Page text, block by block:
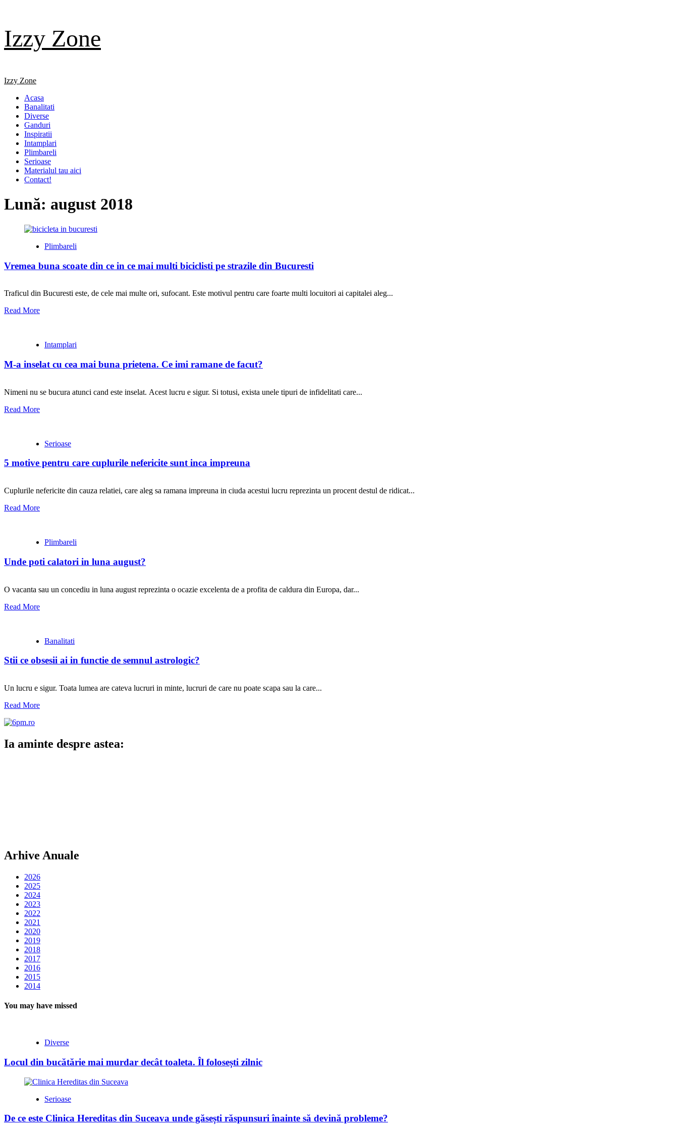
content
Izzy Zone
Primary
Izzy Zone
Acasa
Banalitati
Diverse
Ganduri
Inspiratii
Intamplari
Plimbareli
Serioase
Materialul tau aici
Contact!
Lună: august 2018
Plimbareli
Vremea buna scoate din ce in ce mai multi biciclisti pe strazile din Bucuresti
Traficul din Bucuresti este, de cele mai multe ori, sufocant. Este motivul pentru care foarte multi locuitori ai capitalei aleg...
Read More
Intamplari
M-a inselat cu cea mai buna prietena. Ce imi ramane de facut?
Nimeni nu se bucura atunci cand este inselat. Acest lucru e sigur. Si totusi, exista unele tipuri de infidelitati care...
Read More
Serioase
5 motive pentru care cuplurile nefericite sunt inca impreuna
Cuplurile nefericite din cauza relatiei, care aleg sa ramana impreuna in ciuda acestui lucru reprezinta un procent destul de ridicat...
Read More
Plimbareli
Unde poti calatori in luna august?
O vacanta sau un concediu in luna august reprezinta o ocazie excelenta de a profita de caldura din Europa, dar...
Read More
Banalitati
Stii ce obsesii ai in functie de semnul astrologic?
Un lucru e sigur. Toata lumea are cateva lucruri in minte, lucruri de care nu poate scapa sau la care...
Read More
Ia aminte despre astea:
Arhive Anuale
2026
2025
2024
2023
2022
2021
2020
2019
2018
2017
2016
2015
2014
You may have missed
Diverse
Locul din bucătărie mai murdar decât toaleta. Îl folosești zilnic
Serioase
De ce este Clinica Hereditas din Suceava unde găsești răspunsuri înainte să devină probleme?